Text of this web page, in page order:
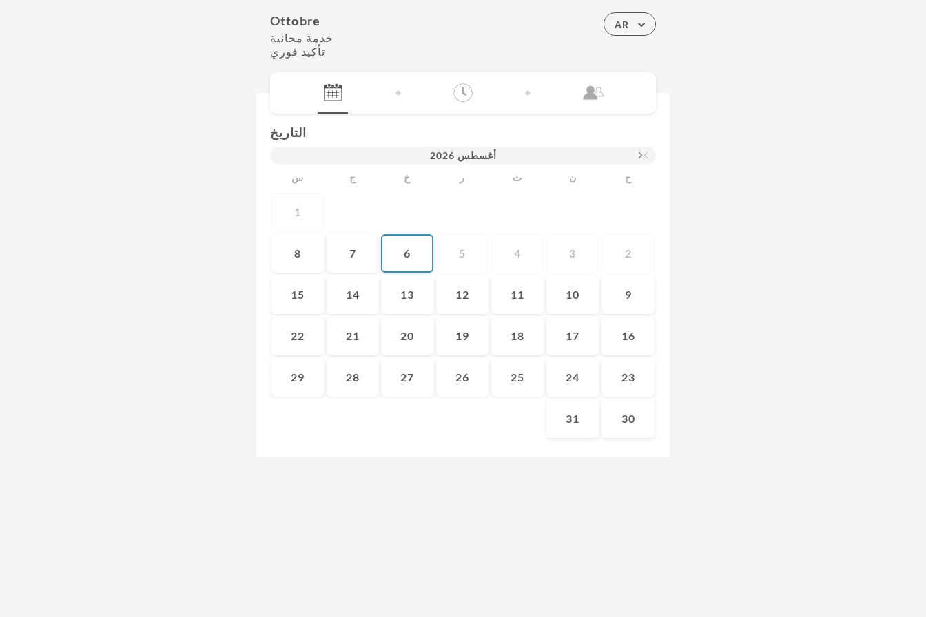
Ottobre
خدمة مجانية
تأكيد فوري
AR
التاريخ
أغسطس 2026
ح
ن ث ر خ ج س
1
2
3
4
5
6
7
8
9
10
11
12
13
14
15
16
17
18
19
20
21
22
23
24
25
26
27
28
29
30
31